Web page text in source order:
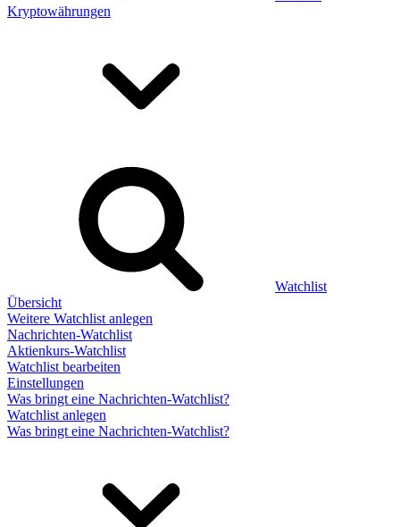
Kryptowährungen
Watchlist
Übersicht
Weitere Watchlist anlegen
Nachrichten-Watchlist
Aktienkurs-Watchlist
Watchlist bearbeiten
Einstellungen
Was bringt eine Nachrichten-Watchlist?
Watchlist anlegen
Was bringt eine Nachrichten-Watchlist?